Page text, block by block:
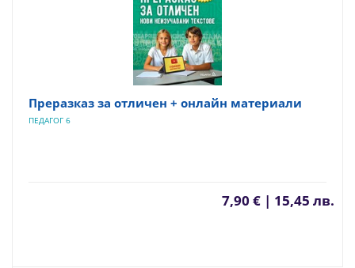
Преразказ за отличен + онлайн материали
ПЕДАГОГ 6
7,90 € | 15,45 лв.